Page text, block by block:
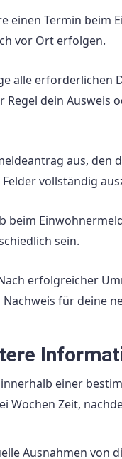
einen Termin beim
vor Ort erfolgen.
alle erforderlichen
dein Ausweis
aus, den
vollständig
beim
sein.
erfolgreicher
für deine
einer
Wochen Zeit,
Ausnahmen von